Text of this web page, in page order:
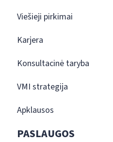
Viešieji pirkimai
Karjera
Konsultacinė taryba
VMI strategija
Apklausos
PASLAUGOS